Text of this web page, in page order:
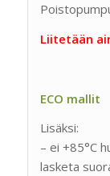
Liitetään
ECO mallit
Lisäksi:
– ei +85°C
lasketa